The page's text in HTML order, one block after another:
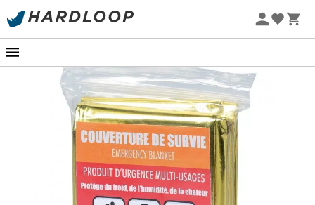
Sommarerbjudanden 🔥 -5 % EXTRA vid köp av 2 produkter*